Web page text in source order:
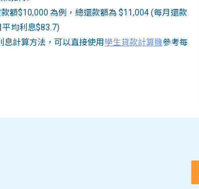
額$10,000 為例，總還款額為 $11,004 (每月還款
均利息$83.7)
計算方法，可以直接使用 學生貸款計算機參考每